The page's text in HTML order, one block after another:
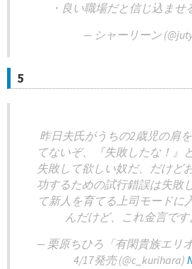
・良い職場だと信じ込ま
— シャーリーン
5
昨日夫氏がうちの2歳児の肩
てないぞ、『失敗したな！』
失敗して欲しい奴だ、だけど
功するための試行錯誤は失敗
て新人を育てる上司モード
んだけど、これ金言で
— 栗原ちひろ「有閑貴族エリ
4/17発売 (@c_kurihara)